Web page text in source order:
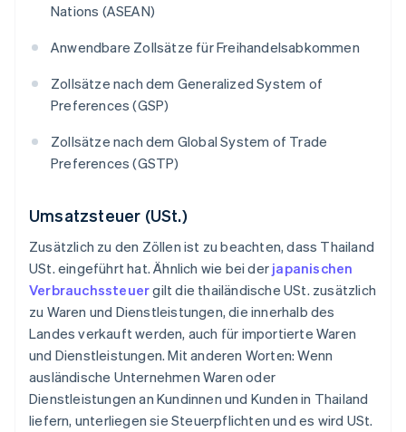
Nations (ASEAN)
Anwendbare Zollsätze für Freihandelsabkommen
Zollsätze nach dem Generalized System of
Preferences (GSP)
Zollsätze nach dem Global System of Trade
Preferences (GSTP)
Umsatzsteuer (USt.)
Zusätzlich zu den Zöllen ist zu beachten, dass Thailand
USt. eingeführt hat. Ähnlich wie bei der japanischen
Verbrauchssteuergilt die thailändische USt. zusätzlich
zu Waren und Dienstleistungen, die innerhalb des
Landes verkauft werden, auch für importierte Waren
und Dienstleistungen. Mit anderen Worten: Wenn
ausländische Unternehmen Waren oder
Dienstleistungen an Kundinnen und Kunden in Thailand
liefern, unterliegen sie Steuerpflichten und es wird USt.